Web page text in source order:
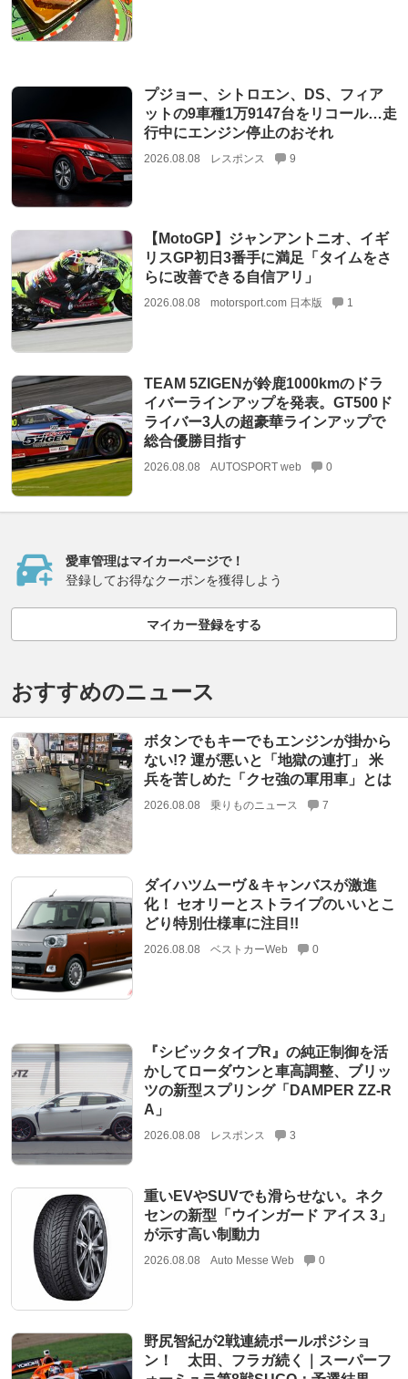
プジョー、シトロエン、DS、フィア
ットの9車種1万9147台をリコール…走
行中にエンジン停止のおそれ
2026.08.08 レスポンス 9
【MotoGP】ジャンアントニオ、イギ
リスGP初日3番手に満足「タイムをさ
らに改善できる自信アリ」
2026.08.08 motorsport.com 日本版 1
TEAM 5ZIGENが鈴鹿1000kmのドラ
イバーラインアップを発表。GT500ド
ライバー3人の超豪華ラインアップで
総合優勝目指す
2026.08.08 AUTOSPORT web 0
愛車管理はマイカーページで！
登録してお得なクーポンを獲得しよう
マイカー登録をする
おすすめのニュース
ボタンでもキーでもエンジンが掛から
ない!? 運が悪いと「地獄の連打」 米
兵を苦しめた「クセ強の軍用車」とは
2026.08.08 乗りものニュース 7
ダイハツムーヴ＆キャンバスが激進
化！ セオリーとストライプのいいとこ
どり特別仕様車に注目!!
2026.08.08 ベストカーWeb 0
『シビックタイプR』の純正制御を活
かしてローダウンと車高調整、ブリッ
ツの新型スプリング「DAMPER ZZ-R
A」
2026.08.08 レスポンス 3
重いEVやSUVでも滑らせない。ネク
センの新型「ウインガード アイス 3」
が示す高い制動力
2026.08.08 Auto Messe Web 0
野尻智紀が2戦連続ポールポジショ
ン！ 太田、フラガ続く｜スーパーフ